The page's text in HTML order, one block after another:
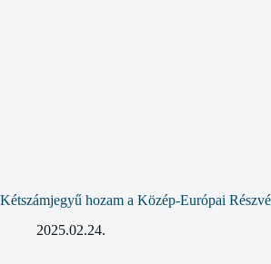
Kétszámjegyű hozam a Közép-Európai
2025.02.24.